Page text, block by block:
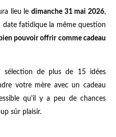
lieu le dimanche 31 mai 2026,
date fatidique la même question
pouvoir offrir comme cadeau
sélection de plus de 15 idées
votre mère avec un cadeau
qu'il y a peu de chances
sûr plaisir.